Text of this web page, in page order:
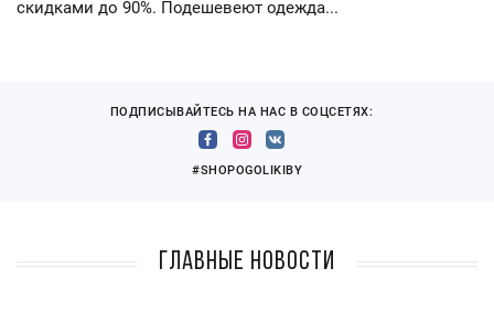
скидками до 90%. Подешевеют одежда...
ПОДПИСЫВАЙТЕСЬ НА НАС В СОЦСЕТЯХ:
#SHOPOGOLIKIBY
Главные новости